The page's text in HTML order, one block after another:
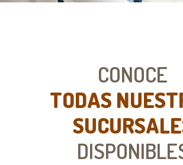
CONOCE
TODAS